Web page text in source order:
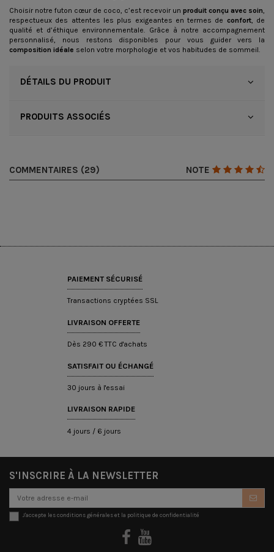
Choisir notre futon cœur de coco, c’est recevoir un produit conçu avec soin,
respectueux des attentes les plus exigeantes en termes de confort, de
qualité et d’éthique environnementale. Grâce à notre accompagnement
personnalisé, nous restons disponibles pour vous guider vers la
composition idéale selon votre morphologie et vos habitudes de sommeil.
DÉTAILS DU PRODUIT
PRODUITS ASSOCIÉS
NOTE
COMMENTAIRES (29)
PAIEMENT SÉCURISÉ
Transactions cryptées SSL
LIVRAISON OFFERTE
Dès 290 € TTC d'achats
SATISFAIT OU ÉCHANGÉ
30 jours à l'essai
LIVRAISON RAPIDE
4 jours / 6 jours
S'INSCRIRE À LA NEWSLETTER
J'accepte les conditions générales et la politique de confidentialité